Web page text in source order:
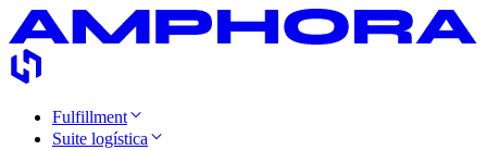
Fulfillment
Suite logística